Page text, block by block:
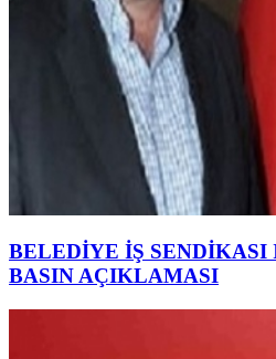
BELEDİYE İŞ SENDİKASI
BASIN AÇIKLAMASI